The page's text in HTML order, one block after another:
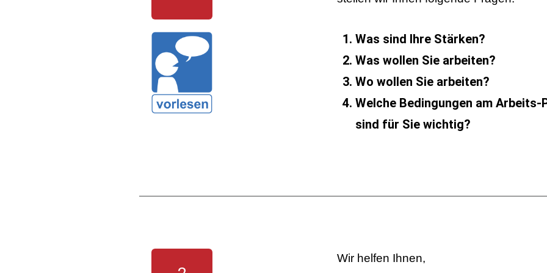
Was sind Ihre Stärken?
Was wollen Sie arbeiten?
Wo wollen Sie arbeiten?
Welche Bedingungen am Arbeits-
sind für Sie wichtig?
Wir helfen Ihnen,